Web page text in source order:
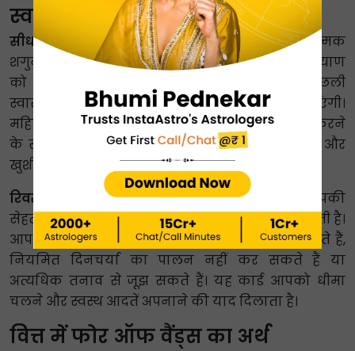
स्वास्थ्य में फोर ऑफ वैंड्स का अर्थ
सीधा :4 ऑफ वैंड्स स्वास्थ्य के लिए एक सकारात्मक
शगुन है। यह अच्छी ऊर्जा, जीवन शक्ति और समग्र कल्याण
को दर्शाता है। यह कार्ड संकेत देता है कि आपकी पिछली
स्वास्थ्य समस्याएं जल्द ही स्थिर हो जाएंगी या हल हो जाएंगी।
महिलाओं के लिए, यह एक स्वस्थ बच्चे को गर्भ धारण करने
के संकेतों को भी दर्शाता है। याद रखें, आपका स्वास्थ्य और
खुशी एक दूसरे से बहुत करीब से जुड़े हुए हैं।
रिवर्स :
फोर ऑफ वैंड्स रिवर्स का मतलब है कि आपकी
सेहत और सेहत में स्थिरता या संतुलन की कमी हो सकती है।
आप अक्सर इधर-उधर जा सकते हैं या यात्रा कर सकते हैं,
नियमित दिनचर्या का पालन नहीं कर सकते हैं या
अत्यधिक तनाव से जूझ सकते हैं। यह कार्ड आपको धीमा
चलने और स्वस्थ आदतें अपनाने की याद दिलाता है।
वित्त में फोर ऑफ वैंड्स का अर्थ